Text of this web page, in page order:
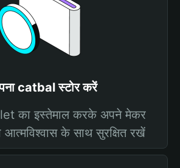
catbal स्टोर करें
का इस्तेमाल करके अपने मेकर
के साथ सुरक्षित रखें